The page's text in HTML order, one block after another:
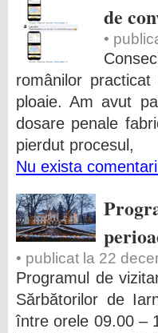
de
•
românilor
ploaie. Am avut
dosare penale
pierdut procesul,
Nu exista
• publicat la 22
Programul de
Sărbătorilor de
între orele 09.00 –